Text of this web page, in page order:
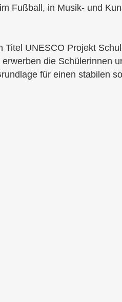
Fußball, in Musik- und
Titel UNESCO Projekt
die Schülerinnen
für einen stabilen